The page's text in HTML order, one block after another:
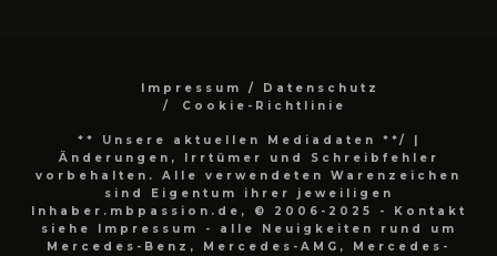
Impressum / Datenschutz
Cookie-Richtlinie
** Unsere aktuellen Mediadaten **/
|
Änderungen, Irrtümer und Schreibfehler
vorbehalten. Alle verwendeten Warenzeichen
sind Eigentum ihrer jeweiligen
Inhaber.mbpassion.de, © 2006-2025 - Kontakt
siehe Impressum - alle Neuigkeiten rund um
Mercedes-Benz, Mercedes-AMG, Mercedes-